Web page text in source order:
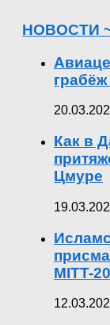
НОВОСТИ
Как в
Цмуре
MITT-